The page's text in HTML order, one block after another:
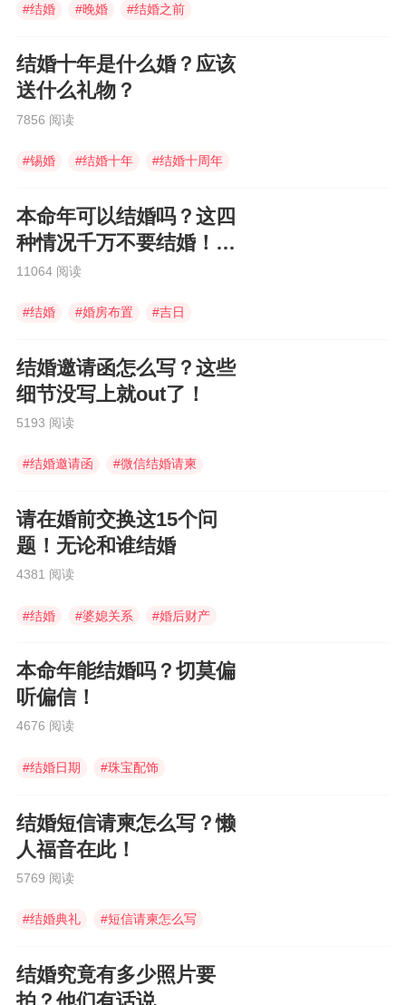
#结婚 #晚婚 #结婚之前
结婚十年是什么婚？应该
送什么礼物？
7856 阅读
#锡婚 #结婚十年 #结婚十周年
本命年可以结婚吗？这四
种情况千万不要结婚！大
凶
11064 阅读
#结婚 #婚房布置 #吉日
结婚邀请函怎么写？这些
细节没写上就out了！
5193 阅读
#结婚邀请函 #微信结婚请柬
请在婚前交换这15个问
题！无论和谁结婚
4381 阅读
#结婚 #婆媳关系 #婚后财产
本命年能结婚吗？切莫偏
听偏信！
4676 阅读
#结婚日期 #珠宝配饰
结婚短信请柬怎么写？懒
人福音在此！
5769 阅读
#结婚典礼 #短信请柬怎么写
结婚究竟有多少照片要